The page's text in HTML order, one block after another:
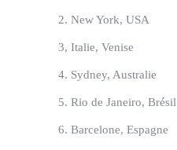
2. New York, USA
3, Italie, Venise
4. Sydney, Australie
5. Rio de Janeiro, Brésil
6. Barcelone, Espagne